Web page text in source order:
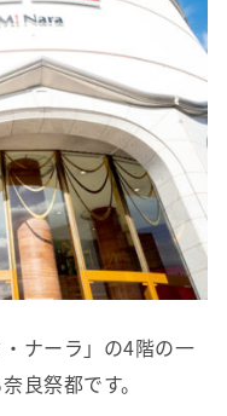
ナーラ」の4階の一
良祭都です。